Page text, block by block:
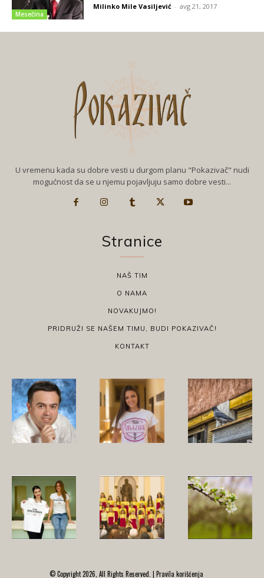
Mesečina
Milinko Mile Vasiljević - avg 21, 2017
U vremenu kada su dobre vesti u durgom planu "Pokazivač" nudi
mogućnost da se u njemu pojavljuju samo dobre vesti...
Stranice
NAŠ TIM
O NAMA
NOVAKUJMO!
PRIDRUŽI SE NAŠEM TIMU, BUDI POKAZIVAČ!
KONTAKT
© Copyright 2026, All Rights Reserved. | Pravila korišćenja